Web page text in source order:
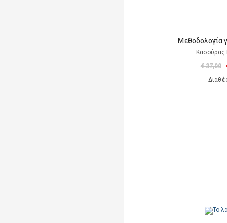
Μεθοδολογία
Κασούρας
€ 37,00